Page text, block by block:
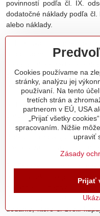
povinností podľa čl. IX.
dodatočné náklady podľa
alebo náklady.
o odstúpení od zmluvy
diaľku vrátane nákladov
nákladov a poplatkov.
6, Predávajúci je povinný
predchádzajúceho odseku
od zmluvy, ak kupujúci
diaľku. Predávajúci
náklady, ak si kupujúci
najlacnejší bežný
Dodatočnými nákladmi
dodanie, ktoré si zvolil
Cookies používame na
stránky, analýzu jej
používaní. Na tento
tretích strán a
partnerom v EÚ, USA
„Prijať všetky
spracovaním. Nižšie
upraviť
Zásady
Prijať